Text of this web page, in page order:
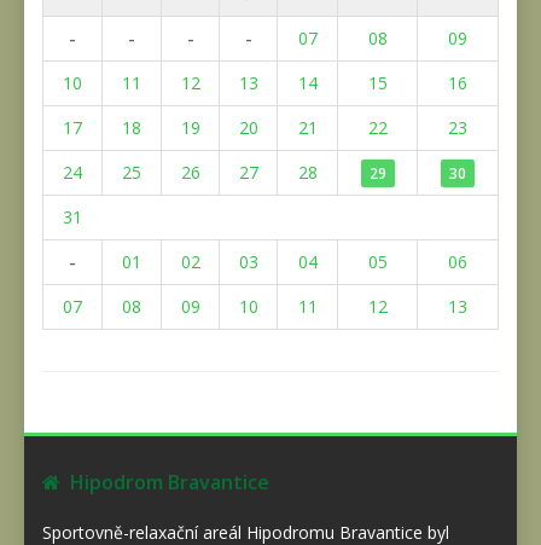
-
- - - 07 08
09
10
11 12 13 14 15
16
17
18 19 20 21 22
23
24
25 26 27 28 29 30
31
-
01 02 03 04 05
06
07
08 09 10 11 12 13
Hipodrom Bravantice
Sportovně-relaxační areál Hipodromu Bravantice byl